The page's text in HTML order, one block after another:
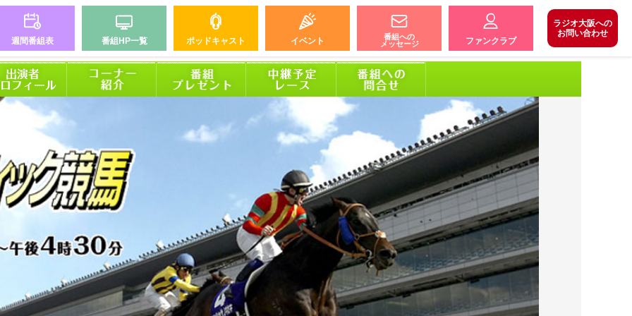
週間番組表 番組HP一覧 ポッドキャスト イベント
番組への
メッセージ
ファンクラブ
ラジオ大阪への
お問い合わせ